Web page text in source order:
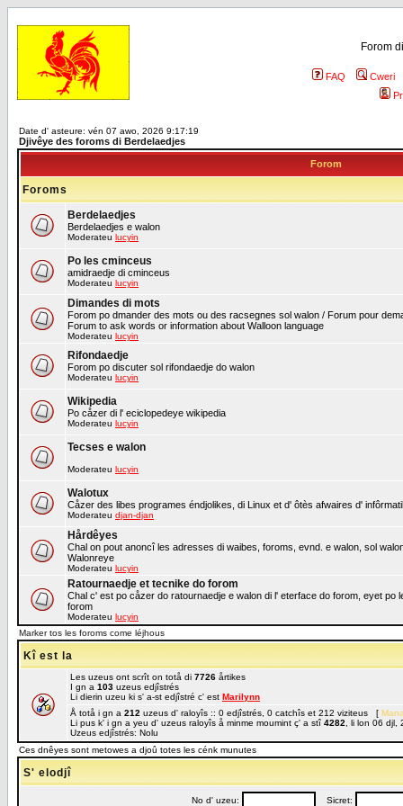
Forom
FAQ
Cweri
Date d' asteure: vén 07 awo, 2026 9:17:19
Djivêye des foroms di Berdelaedjes
Forom
Foroms
Berdelaedjes
Berdelaedjes e walon
Moderateu lucyin
Po les cminceus
amidraedje di cminceus
Moderateu lucyin
Dimandes di mots
Forom po dmander des mots ou des racsegnes sol walon / Forum pour
Forum to ask words or information about Walloon language
Moderateu lucyin
Rifondaedje
Forom po discuter sol rifondaedje do walon
Moderateu lucyin
Wikipedia
Po cåzer di l' eciclopedeye wikipedia
Moderateu lucyin
Tecses e walon
Moderateu lucyin
Walotux
Cåzer des libes programes éndjolikes, di Linux et d' ôtès afwaires d'
Moderateu djan-djan
Hårdêyes
Chal on pout anoncî les adresses di waibes, foroms, evnd. e walon, sol
Walonreye
Moderateu lucyin
Ratournaedje et tecnike do forom
Chal c' est po cåzer do ratournaedje e walon di l' eterface do forom, eyet
forom
Moderateu lucyin
Marker tos les foroms come léjhous
Kî est la
Les uzeus ont scrît on totå di 7726 årtikes
I gn a 103 uzeus edjîstrés
Li dierin uzeu ki s' a-st edjîstré c' est Marilynn
Å totå i gn a 212 uzeus d' raloyîs :: 0 edjîstrés, 0 catchîs et 212 viziteus [
Li pus k' i gn a yeu d' uzeus raloyîs å minme moumint ç' a stî 4282 , li lon 06
Uzeus edjîstrés: Nolu
Ces dnêyes sont metowes a djoû totes les cénk munutes
S' elodjî
No d' uzeu: Sicret: